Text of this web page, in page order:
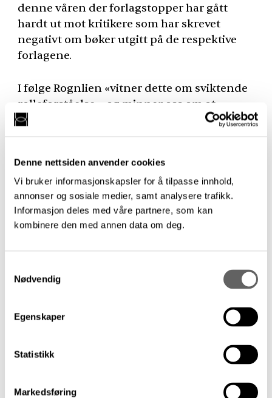
Denne nettsiden anvender cookies
Vi bruker informasjonskapsler for å tilpasse innhold,
annonser og sosiale medier, samt analysere trafikk.
Informasjon deles med våre partnere, som kan
kombinere den med annen data om deg.
Nødvendig
Egenskaper
Statistikk
Markedsføring
denne våren der forlagstopper har gått
hardt ut mot kritikere som har skrevet
negativt om bøker utgitt på de respektive
forlagene.
I følge Rognlien «vitner dette om sviktende
rolleforståelse», og minner oss om at
kritikerne ikke er «[…] tilfeldige synsere som
jobber på alvor.»
Les debattinnlegget i sin helhether.